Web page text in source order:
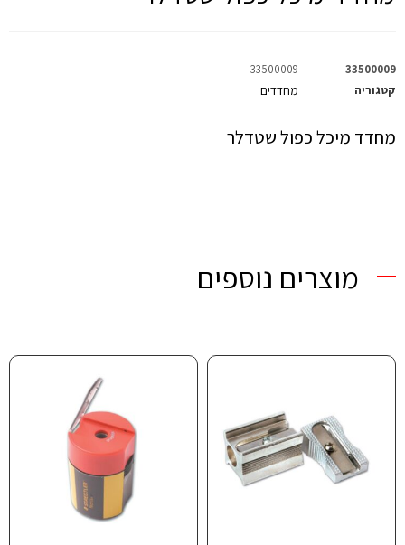
33500009
33500009
קטגוריה
מחדדים
מחדד מיכל כפול שטדלר
מוצרים נוספים